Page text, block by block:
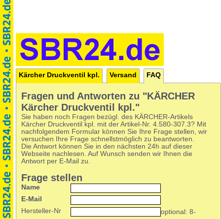
Kärcher Druckventil kpl. Versand FAQ
Fragen und Antworten zu "KÄRCHER
Kärcher Druckventil kpl."
Sie haben noch Fragen bezügl. des KÄRCHER-Artikels
Kärcher Druckventil kpl. mit der Artikel-Nr. 4.580-307.3? Mit
nachfolgendem Formular können Sie Ihre Frage stellen, wir
versuchen Ihre Frage schnellstmöglich zu beantworten.
Die Antwort können Sie in den nächsten 24h auf dieser
Webseite nachlesen. Auf Wunsch senden wir Ihnen die
Antwort per E-Mail zu.
Frage stellen